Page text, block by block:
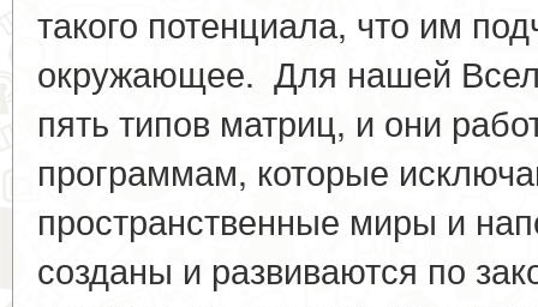
такого потенциала, что им
окружающее. Для нашей
пять типов матриц, и они
программам, которые
пространственные миры и
созданы и развиваются по